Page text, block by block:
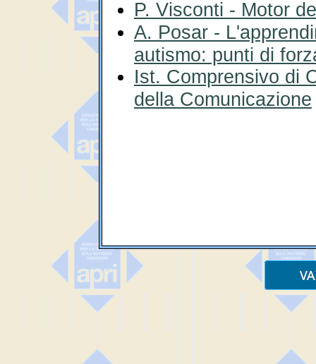
P. Visconti - Motor
A. Posar -
autismo: punti di
Ist. Comprensivo di
della Comunicazione